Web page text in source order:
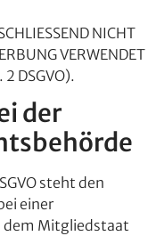
NICHT
VERWENDET
2 DSGVO).
der
steht den
einer
dem Mitgliedstaat